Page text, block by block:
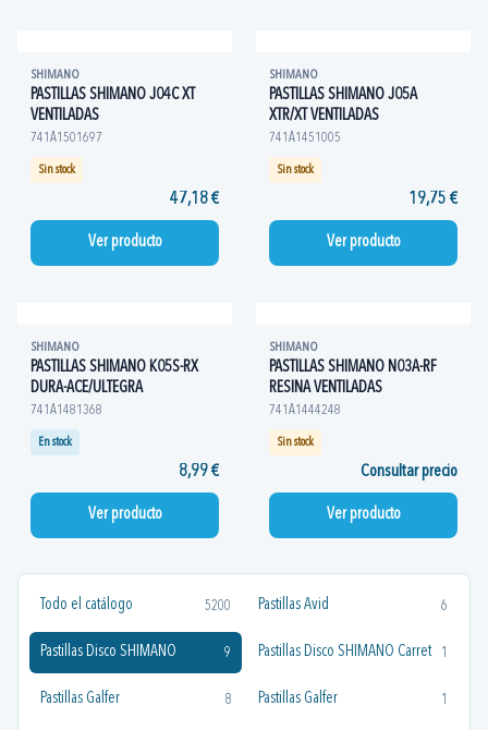
Todo el catálogo 5200 Pastillas Avid 6
Pastillas Disco SHIMANO 9 Pastillas Disco SHIMANO Carret 1
Pastillas Galfer 8 Pastillas Galfer 1
SHIMANO
PASTILLAS SHIMANO J04C XT
VENTILADAS
741A1501697
Sin stock
47,18 €
Ver producto
SHIMANO
PASTILLAS SHIMANO J05A
XTR/XT VENTILADAS
741A1451005
Sin stock
19,75 €
Ver producto
SHIMANO
PASTILLAS SHIMANO K05S-RX
DURA-ACE/ULTEGRA
741A1481368
En stock
8,99 €
Ver producto
SHIMANO
PASTILLAS SHIMANO N03A-RF
RESINA VENTILADAS
741A1444248
Sin stock
Consultar precio
Ver producto